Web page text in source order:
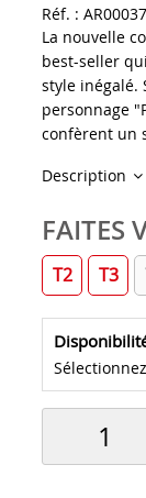
Réf. :
La nouvelle
best-seller
style inégalé.
personnage
confèrent un
Description
FAITES
T2 T3